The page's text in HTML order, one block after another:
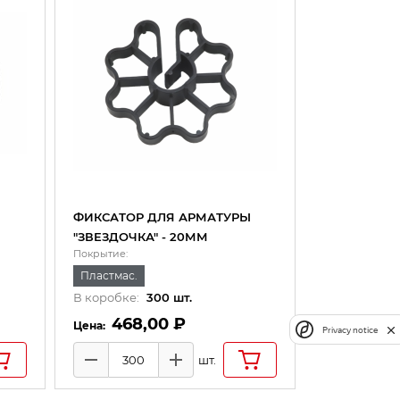
ФИКСАТОР ДЛЯ АРМАТУРЫ
"ЗВЕЗДОЧКА" - 20ММ
Покрытие:
Пластмас.
В коробке: 300 шт.
468,00 ₽
Количество товаров
Минус Плюсшт.
Privacy notice